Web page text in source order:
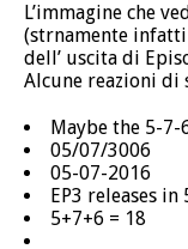
L’immagine che
(strnamente
dell’ uscita di
Alcune reazioni di
Maybe the 5-7-6
05/07/3006
05-07-2016
EP3 releases in
5+7+6 = 18